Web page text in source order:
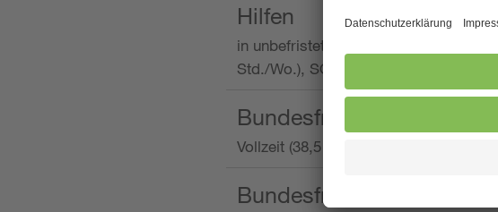
Hilfen
in unbefristeter Anstellung, Vollzeit
Std./Wo.), SOS-Kinderdorf
Bundesfreiwilligendienst
Vollzeit (38,5 Stunden pro Woche),
Bundesfreiwilligendienst